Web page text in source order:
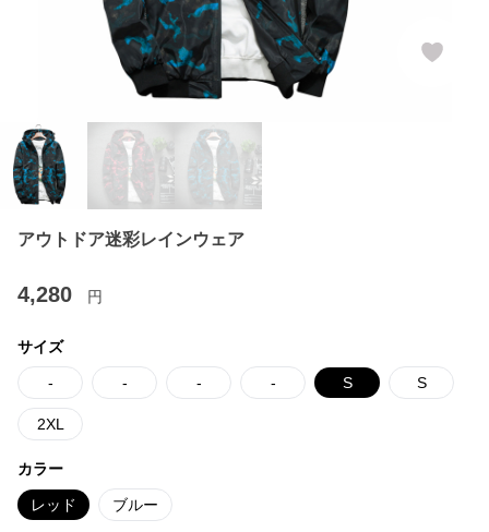
アウトドア迷彩レインウェア
4,280 円
サイズ
- - - - S S
2XL
カラー
レッド ブルー